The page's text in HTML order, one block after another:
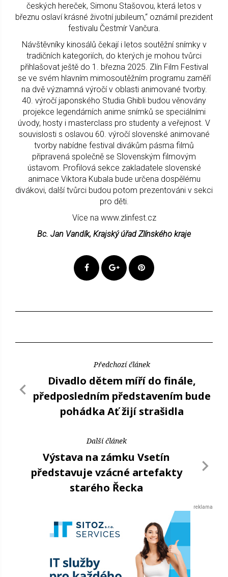
českých hereček, Simonu Stašovou, která letos v
březnu oslaví krásné životní jubileum,“ oznámil prezident
festivalu Čestmír Vančura.
Návštěvníky kinosálů čekají i letos soutěžní snímky v
tradičních kategoriích, do kterých je mohou tvůrci
přihlašovat ještě do 1. března 2025. Zlín Film Festival
se ve svém hlavním mimosoutěžním programu zaměří
na dvě významná výročí v oblasti animované tvorby.
40. výročí japonského Studia Ghibli budou věnovány
projekce legendárních anime snímků se speciálními
úvody, hosty i masterclass pro studenty a veřejnost. V
souvislosti s oslavou 60. výročí slovenské animované
tvorby nabídne festival divákům pásma filmů
připravená společně se Slovenským filmovým
ústavom. Profilová sekce zakladatele slovenské
animace Viktora Kubala bude určena dospělému
divákovi, další tvůrci budou potom prezentováni v sekci
pro děti.
Více na www.zlinfest.cz
Bc. Jan Vandík, Krajský úřad Zlínského kraje
Předchozí článek
Divadlo dětem míří do finále,
předposledním představením bude
pohádka Ať žijí strašidla
Další článek
Výstava na zámku Vsetín
představuje vzácné artefakty
starého Řecka